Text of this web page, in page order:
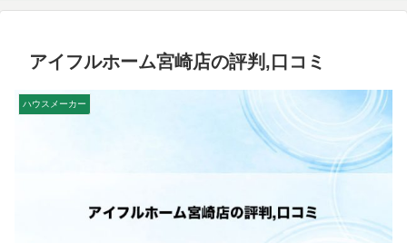
アイフルホーム宮崎店の評判,口コミ
ハウスメーカー